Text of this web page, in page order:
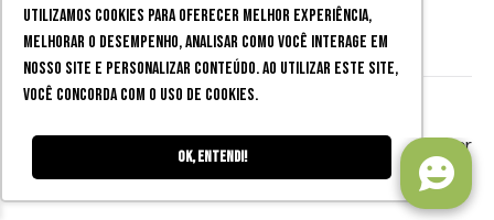
Utilizamos cookies para oferecer melhor experiência,
melhorar o desempenho, analisar como você interage em
nosso site e personalizar conteúdo. Ao utilizar este site,
você concorda com o uso de cookies.
Ok, entendi!
© 2026 Zine Cultural. Todos
os direitos reservados.
Política de
Mobister